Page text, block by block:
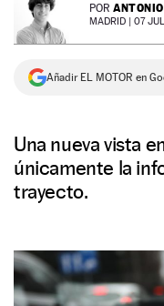
SÍGUENOS
POR
MADRID | 07
Añadir EL MOTOR en
Una nueva vista
únicamente la
trayecto.